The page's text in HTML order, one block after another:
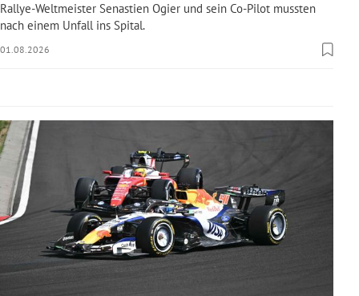
Untermenü
Untermenü
Rallye-Weltmeister Senastien Ogier und sein Co-Pilot mussten
nach einem Unfall ins Spital.
01.08.2026